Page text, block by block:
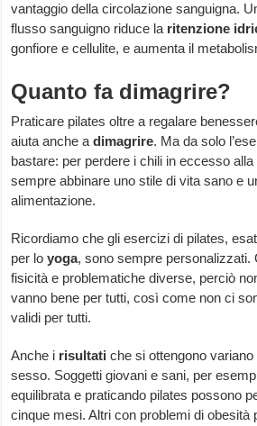
vantaggio della circolazione sanguigna.
flusso sanguigno riduce la ritenzione
gonfiore e cellulite, e aumenta il
Quanto fa dimagrire?
Praticare pilates oltre a regalare
aiuta anche adimagrire. Ma da solo
bastare: per perdere i chili in eccesso
sempre abbinare uno stile di vita sano e
alimentazione.
Ricordiamo che gli esercizi di pilates,
per lo yoga, sono sempre personalizzati.
fisicità e problematiche diverse, perciò
vanno bene per tutti, così come non ci
validi per tutti.
Anche i risultati che si ottengono
sesso. Soggetti giovani e sani, per
equilibrata e praticando pilates possono
cinque mesi. Altri con problemi di obesità